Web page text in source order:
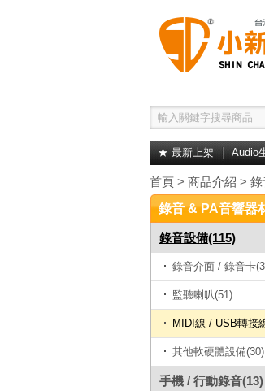
★ 最新上架 Audio
首頁 > 商品介紹 > 錄
錄音 & PA音響器
錄音設備(115)
錄音介面 / 錄音卡
監聽喇叭(51)
MIDI線 / USB轉接
其他軟硬體設備(30)
手機 / 行動錄音(13)